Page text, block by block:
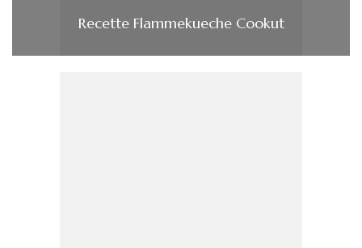
Recette Flammekueche Cookut